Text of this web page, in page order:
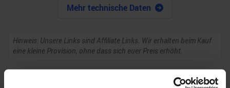
Mehr technische Daten
Hinweis: Unsere Links sind Affiliate Links. Wir erhalten beim Kauf
eine kleine Provision, ohne dass sich euer Preis erhöht.